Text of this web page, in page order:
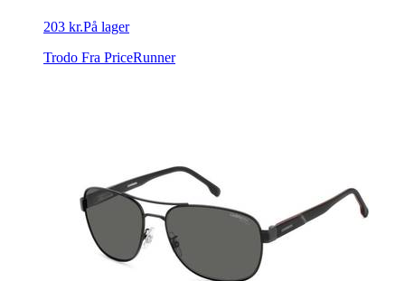
203 kr.På lager
Trodo Fra PriceRunner